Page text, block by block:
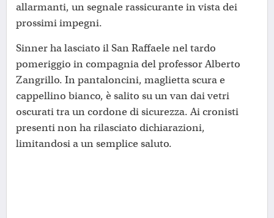
allarmanti, un segnale rassicurante in vista dei
prossimi impegni.
Sinner ha lasciato il San Raffaele nel tardo
pomeriggio in compagnia del professor Alberto
Zangrillo. In pantaloncini, maglietta scura e
cappellino bianco, è salito su un van dai vetri
oscurati tra un cordone di sicurezza. Ai cronisti
presenti non ha rilasciato dichiarazioni,
limitandosi a un semplice saluto.